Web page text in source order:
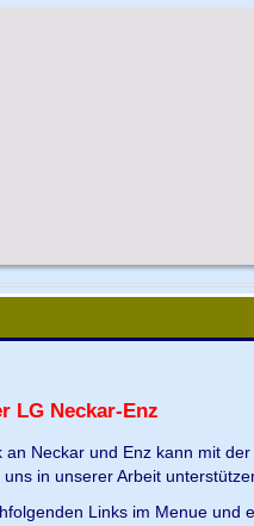
LG Neckar-Enz
Neckar und Enz kann mit
in unserer Arbeit
Links im Menue